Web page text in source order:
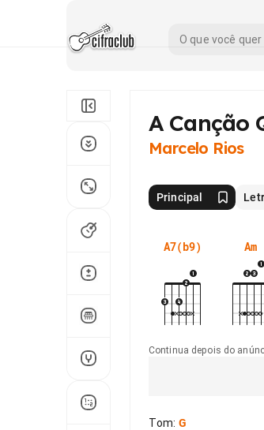
A Canção
Marcelo Rios
Principal
A7(b9) Am
Continua depois do
Tom: G